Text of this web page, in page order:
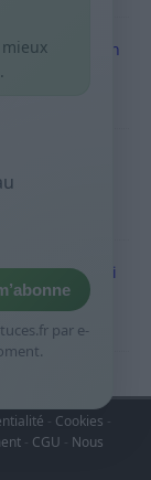
économiser en
pour
paie
ce utile et quoi
Cookies -
- CGU - Nous
par e-